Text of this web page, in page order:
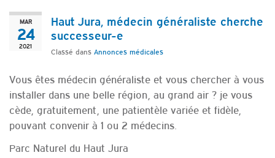
MAR
24
2021
Haut Jura, médecin généraliste cherche
successeur-e
Classé dans Annonces médicales
Vous êtes médecin généraliste et vous chercher à vous
installer dans une belle région, au grand air ? je vous
cède, gratuitement, une patientèle variée et fidèle,
pouvant convenir à 1 ou 2 médecins.
Parc Naturel du Haut Jura